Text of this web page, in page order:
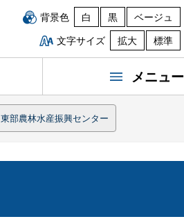
背景色 白 黒
ベージュ
文字サイズ
拡大 標準
メニュー
東部農林水産振興センター